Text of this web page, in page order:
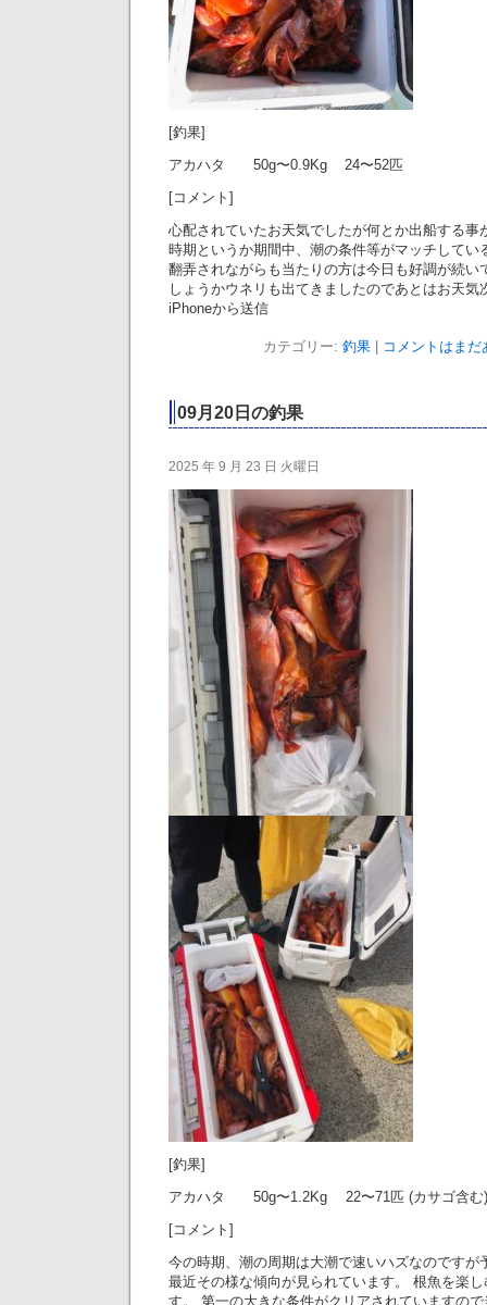
[釣果]
アカハタ 50g〜0.9Kg 24〜52匹
[コメント]
心配されていたお天気でしたが何とか出船する事
時期というか期間中、潮の条件等がマッチしてい
翻弄されながらも当たりの方は今日も好調が続い
しょうかウネリも出てきましたのであとはお天気
iPhoneから送信
カテゴリー: 釣果| コメントはまだ
09月20日の釣果
2025 年 9 月 23 日 火曜日
[釣果]
アカハタ 50g〜1.2Kg 22〜71匹 (カサゴ含む)
[コメント]
今の時期、潮の周期は大潮で速いハズなのですが
最近その様な傾向が見られています。 根魚を楽
す。 第一の大きな条件がクリアされていますの